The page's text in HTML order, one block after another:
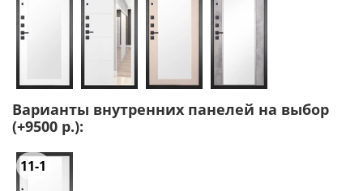
Варианты внутренних панелей на выбор
(+9500 р.):
11-1